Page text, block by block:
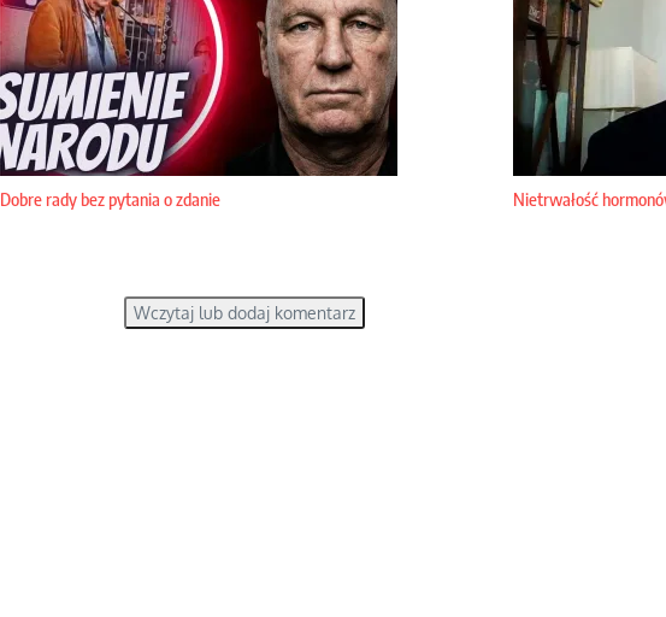
Dobre rady bez pytania o zdanie Nietrwałość
Wczytaj lub dodaj komentarz